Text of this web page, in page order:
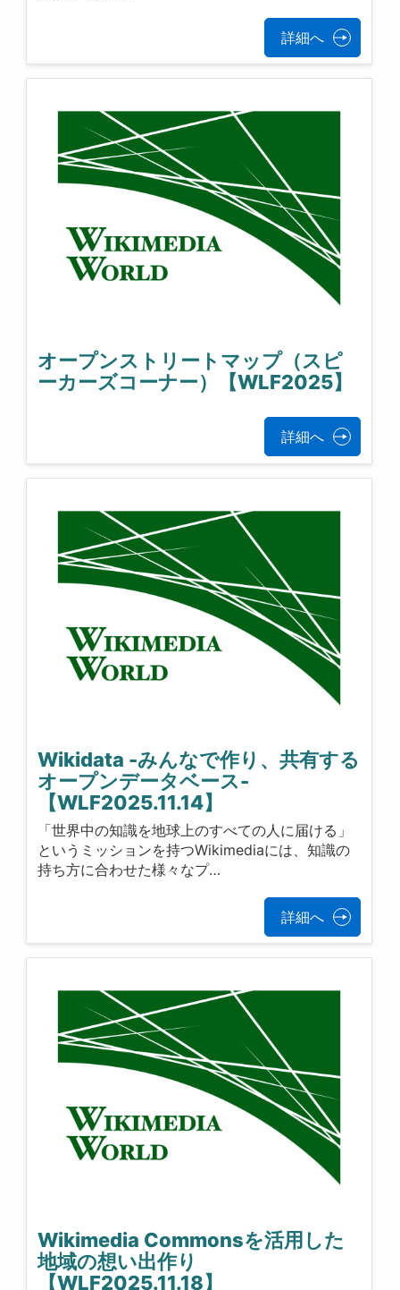
詳細へ
オープンストリートマップ（スピ
ーカーズコーナー）【WLF2025】
詳細へ
Wikidata -みんなで作り、共有する
オープンデータベース-
【WLF2025.11.14】
「世界中の知識を地球上のすべての人に届ける」
というミッションを持つWikimediaには、知識の
持ち方に合わせた様々なプ…
詳細へ
Wikimedia Commonsを活用した
地域の想い出作り
【WLF2025.11.18】